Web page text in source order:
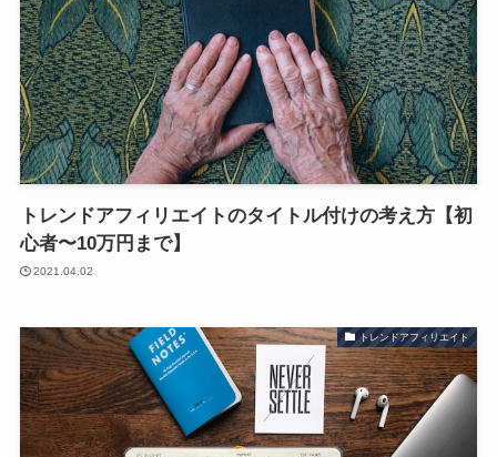
トレンドアフィリエイトのタイトル付けの考え方【初
心者〜10万円まで】
2021.04.02
トレンドアフィリエイト